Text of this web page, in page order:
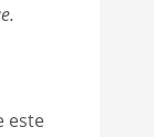
este